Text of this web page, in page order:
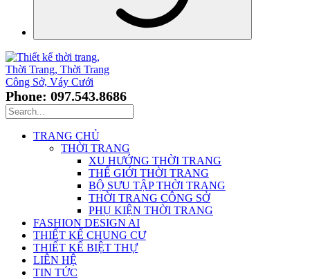
Phone: 097.543.8686
TRANG CHỦ
THỜI TRANG
XU HƯỚNG THỜI TRANG
THẾ GIỚI THỜI TRANG
BỘ SƯU TẬP THỜI TRANG
THỜI TRANG CÔNG SỞ
PHỤ KIỆN THỜI TRANG
FASHION DESIGN AI
THIẾT KẾ CHUNG CƯ
THIẾT KẾ BIỆT THỰ
LIÊN HỆ
TIN TỨC